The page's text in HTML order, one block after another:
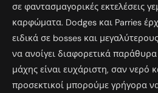
σε φαντασμαγορικές εκτελέσεις
καρφώματα. Dodges και Parries
ειδικά σε bosses και
να ανοίγει διαφορετικά
μάχης είναι ευχάριστη, σαν νερό
προσεκτικοί μπορούμε γρήγορα